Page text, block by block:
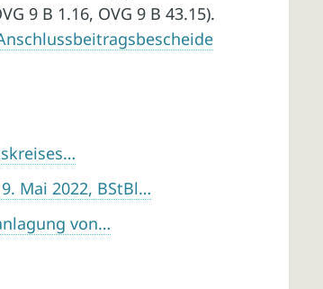
9 B 1.16, OVG 9 B 43.15).
Mai 2022, BStBl…
von…